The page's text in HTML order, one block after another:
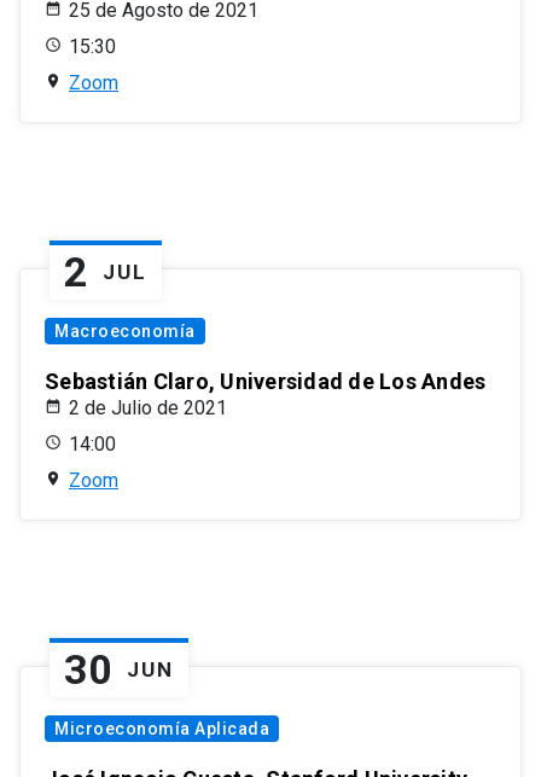
25 de Agosto de 2021
15:30
Zoom
2 JUL
Macroeconomía
Sebastián Claro, Universidad de Los Andes
2 de Julio de 2021
14:00
Zoom
30 JUN
Microeconomía Aplicada